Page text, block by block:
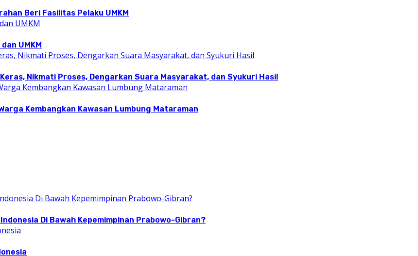
Beri Fasilitas Pelaku UMKM
UMKM
Nikmati Proses, Dengarkan Suara Masyarakat, dan Syukuri Hasil
Kembangkan Kawasan Lumbung Mataraman
Di Bawah Kepemimpinan Prabowo-Gibran?